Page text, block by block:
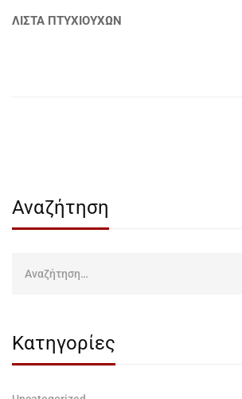
ΛΙΣΤΑ ΠΤΥΧΙΟΥΧΩΝ
Αναζήτηση
Κατηγορίες